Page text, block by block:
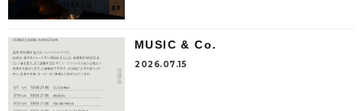
MUSIC & Co.
2026.07.15